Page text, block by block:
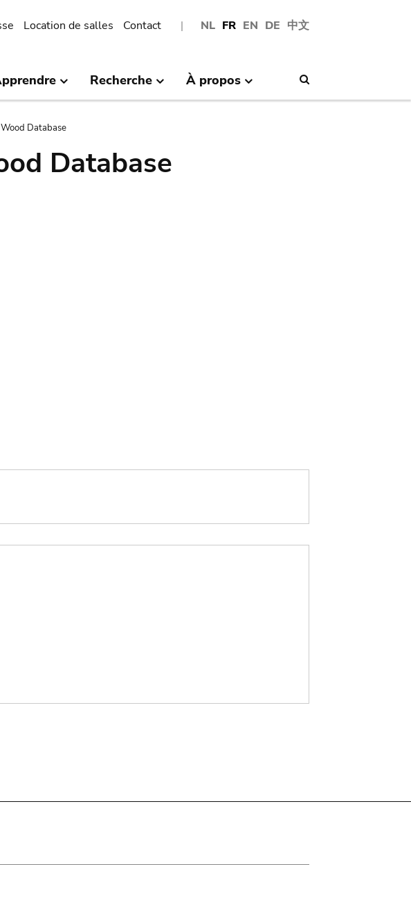
NL FR EN DE 中文
Location de salles Contact
Recherche À propos
Database
Database